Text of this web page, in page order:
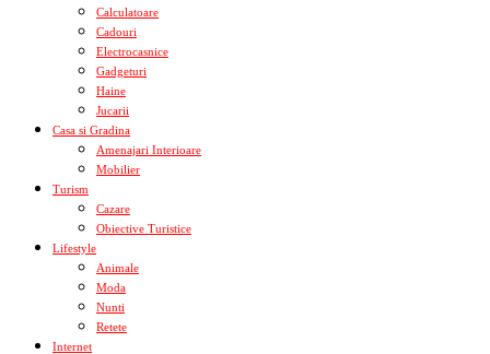
Calculatoare
Cadouri
Electrocasnice
Gadgeturi
Haine
Jucarii
Casa si Gradina
Amenajari Interioare
Mobilier
Turism
Cazare
Obiective Turistice
Lifestyle
Animale
Moda
Nunti
Retete
Internet